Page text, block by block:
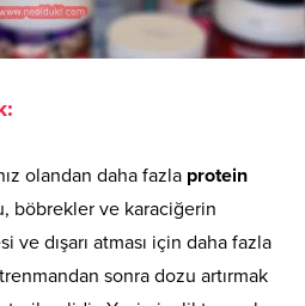
olandan daha fazla protein
böbrekler ve karaciğerin
dışarı atması için daha fazla
sonra dozu artırmak